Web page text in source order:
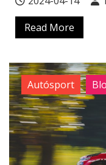
Read More
Autósport